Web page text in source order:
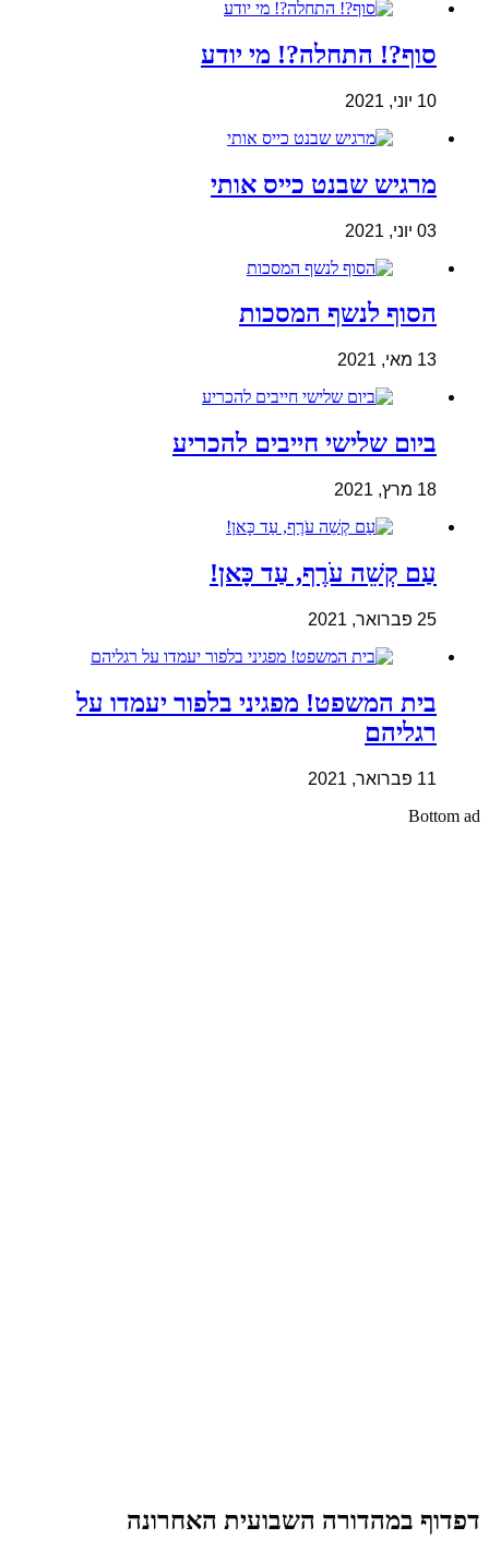
סוף?! התחלה?! מי יודע
10 יוני, 2021
מרגיש שבנט כייס אותי
03 יוני, 2021
הסוף לנשף המסכות
13 מאי, 2021
ביום שלישי חייבים להכריע
18 מרץ, 2021
עַם קְשֵׁה עֹרֶף, עַד כָּאן!
25 פברואר, 2021
בית המשפט! מפגיני בלפור יעמדו על
רגליהם
11 פברואר, 2021
Bottom ad
דפדוף במהדורה השבועית האחרונה